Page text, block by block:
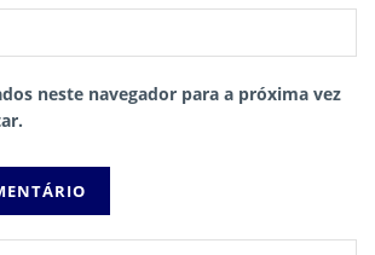
neste navegador para a próxima vez